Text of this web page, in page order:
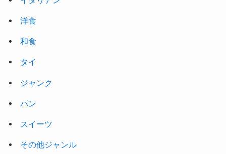
洋食
和食
タイ
ジャンク
パン
スイーツ
その他ジャンル